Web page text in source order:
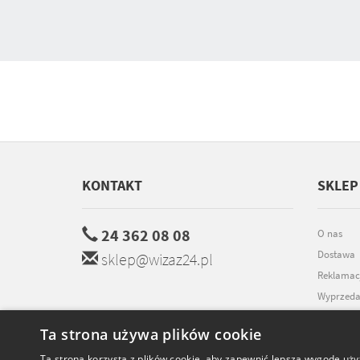
KONTAKT
24 362 08 08
sklep@wizaz24.pl
SKLEP
O nas
Dostawa
Ta strona używa plików cookie